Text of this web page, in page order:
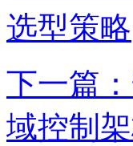
选型策略
下一篇
域控制